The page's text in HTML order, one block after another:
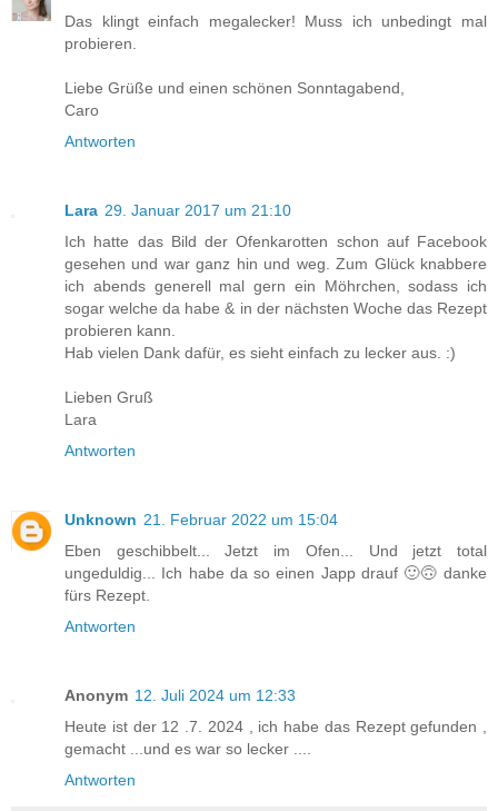
Das klingt einfach megalecker! Muss ich unbedingt mal
probieren.
Liebe Grüße und einen schönen Sonntagabend,
Caro
Antworten
Lara 29. Januar 2017 um 21:10
Ich hatte das Bild der Ofenkarotten schon auf Facebook
gesehen und war ganz hin und weg. Zum Glück knabbere
ich abends generell mal gern ein Möhrchen, sodass ich
sogar welche da habe & in der nächsten Woche das Rezept
probieren kann.
Hab vielen Dank dafür, es sieht einfach zu lecker aus. :)
Lieben Gruß
Lara
Antworten
Unknown 21. Februar 2022 um 15:04
Eben geschibbelt... Jetzt im Ofen... Und jetzt total
ungeduldig... Ich habe da so einen Japp drauf 🙂🙃 danke
fürs Rezept.
Antworten
Anonym 12. Juli 2024 um 12:33
Heute ist der 12 .7. 2024 , ich habe das Rezept gefunden ,
gemacht ...und es war so lecker ....
Antworten